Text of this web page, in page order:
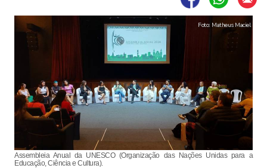
Assembleia Anual da UNESCO (Organização das Nações Unidas para a
Educação, Ciência e Cultura).
Foto: Matheus Maciel